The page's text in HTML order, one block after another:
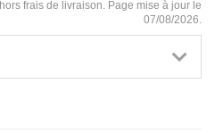
frais de livraison. Page mise à jour le
07/08/2026.